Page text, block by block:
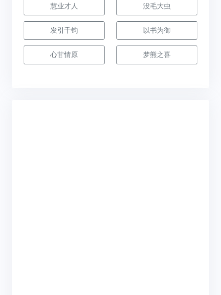
慧业才人 没毛大虫
发引千钧 以书为御
心甘情原 梦熊之喜